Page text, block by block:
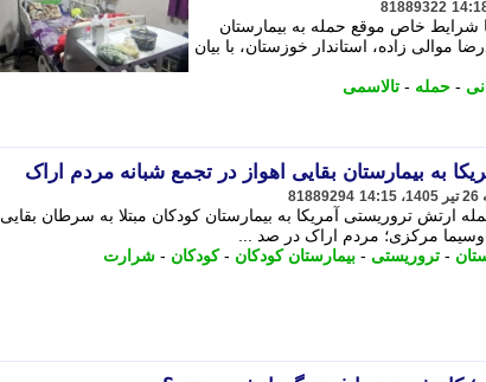
81889322
با شرایط خاص موقع حمله به بیمارستان
موالی زاده، استاندار خوزستان، با بیان
- حمله - تالاسمی
به بیمارستان بقایی اهواز در تجمع شبانه مردم اراک
81889294
تروریستی آمریکا به بیمارستان کودکان مبتلا به سرطان بقایی
مرکزی؛ مردم اراک در صد ...
- تروریستی - بیمارستان کودکان -کودکان - شرارت